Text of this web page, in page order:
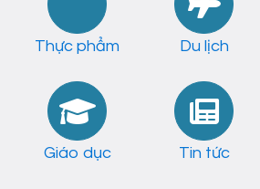
Thực phẩm Du lịch
Giáo dục Tin tức